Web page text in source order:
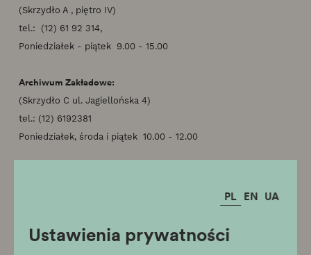
PL EN UA
Ustawienia prywatności
(Skrzydło A , piętro IV)
tel.: (12) 61 92 314,
Poniedziałek - piątek 9.00 - 15.00
Archiwum Zakładowe:
(Skrzydło C ul. Jagiellońska 4)
tel.: (12) 6192381
Poniedziałek, środa i piątek 10.00 - 12.00
31-011 Kraków